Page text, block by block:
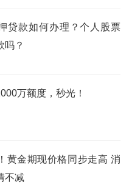
贷款如何办理？个人股票
吗？
万额度，秒光！
黄金期现价格同步走高 消
不减